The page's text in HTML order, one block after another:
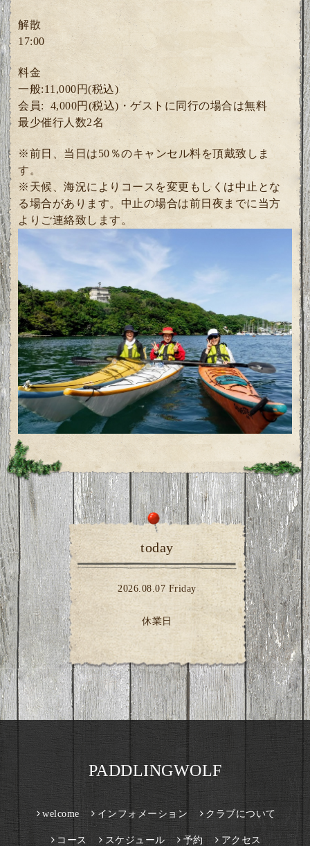
解散
17:00
料金
一般:11,000円(税込)
会員: 4,000円(税込)・ゲスト に同行の場合は無料
最少催行人数2名
※前日、当日は50％のキャンセル料を頂戴致しま
す。
※天候、海況によりコースを変更もしくは中止とな
る場合があります。中止の場合は前日夜までに当方
よりご連絡致します。
today
2026.08.07 Friday
休業日
PADDLINGWOLF
welcome インフォメーション クラブについて
コース スケジュール 予約 アクセス